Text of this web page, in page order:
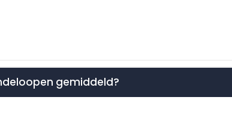
gemiddeld?